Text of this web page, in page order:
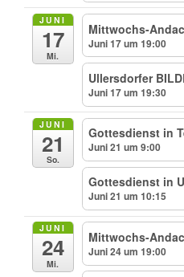
JUNI
17
Mi.
Mittwochs-
Juni 17 um 19:00
Ullersdorfer
Juni 17 um 19:30
JUNI
21
So.
Gottesdienst in
Juni 21 um 9:00
Gottesdienst in
Juni 21 um 10:15
JUNI
24
Mi.
Mittwochs-
Juni 24 um 19:00